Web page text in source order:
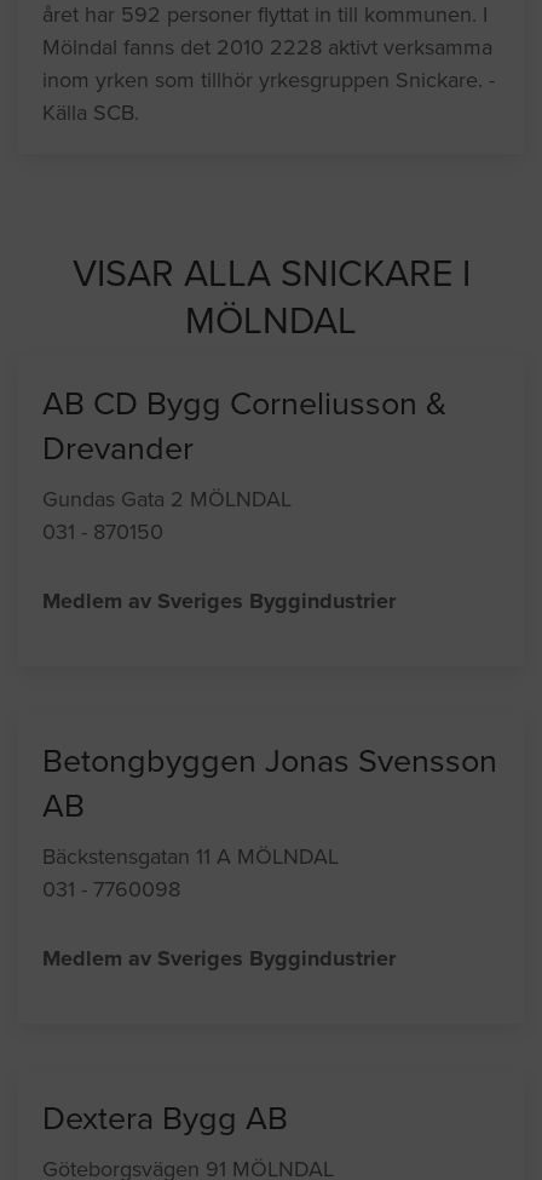
året har 592 personer flyttat in till kommunen. I
Mölndal fanns det 2010 2228 aktivt verksamma
inom yrken som tillhör yrkesgruppen Snickare. -
Källa SCB.
VISAR ALLA SNICKARE I
MÖLNDAL
AB CD Bygg Corneliusson &
Drevander
Gundas Gata 2 MÖLNDAL
031 - 870150
Medlem av Sveriges Byggindustrier
Betongbyggen Jonas Svensson
AB
Bäckstensgatan 11 A MÖLNDAL
031 - 7760098
Medlem av Sveriges Byggindustrier
Dextera Bygg AB
Göteborgsvägen 91 MÖLNDAL